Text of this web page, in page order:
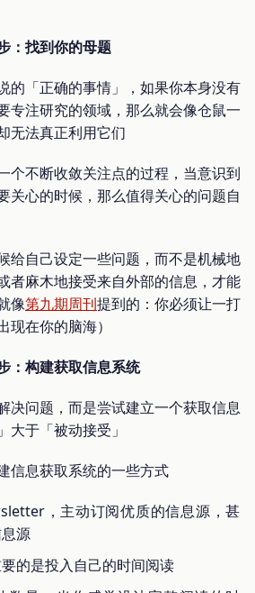
：找到你的母题
的「正确的事情」，如果你本身没有
专注研究的领域，那么就会像仓鼠一
无法真正利用它们
个不断收敛关注点的过程，当意识到
关心的时候，那么值得关心的问题自
给自己设定一些问题，而不是机械地
者麻木地接受来自外部的信息，才能
像第九期周刊提到的：你必须让一打
现在你的脑海）
：构建获取信息系统
决问题，而是尝试建立一个获取信息
大于「被动接受」
信息获取系统的一些方式
，主动订阅优质的信息源，甚
源
的是投入自己的时间阅读